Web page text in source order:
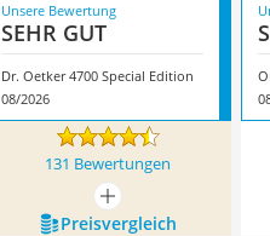
Unsere Bewertung
SEHR GUT
Dr. Oetker 4700 Special Edition
08/2026
131 Bewertungen
mehr anzeigen
Preis­vergleich